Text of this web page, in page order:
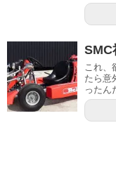
SMC
これ、
たら意
ったん